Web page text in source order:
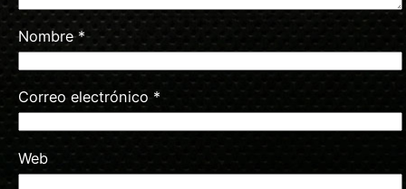
Nombre*
Correo electrónico*
Web